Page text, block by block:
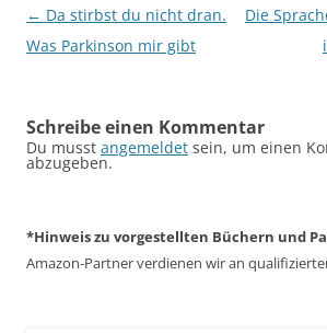
Beitragsnavigation
← Da stirbst du nicht dran.
Was Parkinson mir gibt
Die
Schreibe einen Kommentar
Du musst angemeldet sein, um einen
abzugeben.
*Hinweis zu vorgestellten Büchern und
Amazon-Partner verdienen wir an